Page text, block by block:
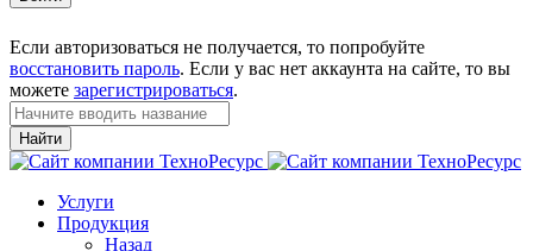
Если авторизоваться не получается, то попробуйте
восстановить пароль. Если у вас нет аккаунта на сайте, то вы
можете зарегистрироваться.
Найти
Услуги
Продукция
Назад